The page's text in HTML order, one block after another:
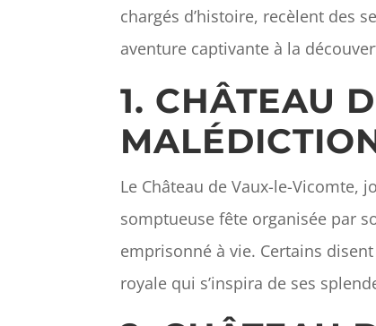
chargés d’histoire, recèlent des
aventure captivante à la
1. CHÂTEAU
Le Château de Vaux-le-Vicomte,
somptueuse fête organisée par
emprisonné à vie. Certains
royale qui s’inspira de ses